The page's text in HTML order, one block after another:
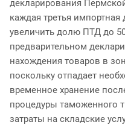
декларирования
каждая третья импортная
увеличить долю ПТД до
предварительном
нахождения товаров в
поскольку отпадает
временное хранение
процедуры таможенного
затраты на складские